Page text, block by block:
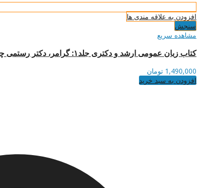
افزودن به علاقه مندی ها
سنجش
مشاهده سریع
کتاب زبان عمومی ارشد و دکتری جلد۱: گرامر، دکتر رستمی چاپ سیزدهم
1,490,000 تومان
افزودن به سبد خرید